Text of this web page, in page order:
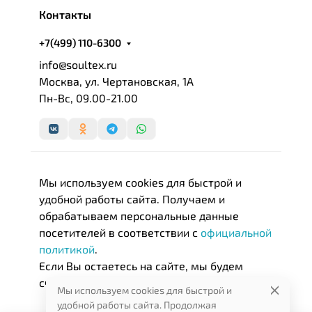
культурные стимулы.
Почти 100% коллекций бренда из ассортимента
особенно тонковолокнистого хлопка. Это
традиционная текстильная компания с большим
опытом в области дамасского плетения.
Контакты
+7(499) 110-6300
info@soultex.ru
Москва, ул. Чертановская, 1А
Пн-Вс, 09.00-21.00
Мы используем cookies для быстрой и
удобной работы сайта. Получаем и
обрабатываем персональные данные
посетителей в соответствии с официальной
политикой
Если Вы остаетесь на сайте, мы будем
считать, что Вас это устраивает.
Мы используем cookies для быстрой и
удобной работы сайта. Продолжая